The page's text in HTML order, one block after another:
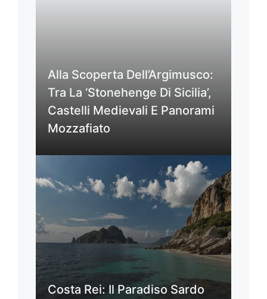
Alla Scoperta Dell’Argimusco:
Tra La ‘Stonehenge Di Sicilia’,
Castelli Medievali E Panorami
Mozzafiato
Costa Rei: Il Paradiso Sardo